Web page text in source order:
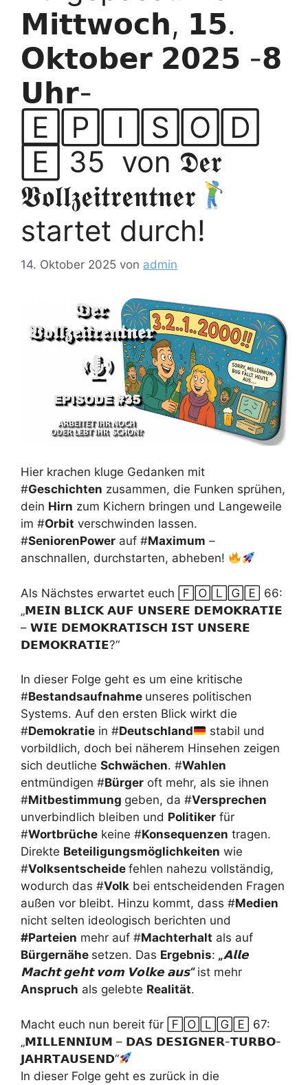
𝗠𝗶𝘁𝘁𝘄𝗼𝗰𝗵, 𝟭𝟱.
𝗢𝗸𝘁𝗼𝗯𝗲𝗿 𝟮𝟬𝟮𝟱 -𝟴
𝗨𝗵𝗿-
🄴🄿🄸🅂🄾🄳
🄴 35 von 𝕯𝖊𝖗
𝖁𝖔𝖑𝖑𝖟𝖊𝖎𝖙𝖗𝖊𝖓𝖙𝖓𝖊𝖗
startet durch!
14. Oktober 2025 von admin
Hier krachen kluge Gedanken mit
#Geschichten zusammen, die Funken sprühen,
dein Hirn zum Kichern bringen und Langeweile
im #Orbit verschwinden lassen.
#SeniorenPower auf #Maximum –
anschnallen, durchstarten, abheben!
Als Nächstes erwartet euch 🄵🄾🄻🄶🄴 66:
„𝗠𝗘𝗜𝗡 𝗕𝗟𝗜𝗖𝗞 𝗔𝗨𝗙 𝗨𝗡𝗦𝗘𝗥𝗘 𝗗𝗘𝗠𝗢𝗞𝗥𝗔𝗧𝗜𝗘
– 𝗪𝗜𝗘 𝗗𝗘𝗠𝗢𝗞𝗥𝗔𝗧𝗜𝗦𝗖𝗛 𝗜𝗦𝗧 𝗨𝗡𝗦𝗘𝗥𝗘
𝗗𝗘𝗠𝗢𝗞𝗥𝗔𝗧𝗜𝗘?“
In dieser Folge geht es um eine kritische
#Bestandsaufnahme unseres politischen
Systems. Auf den ersten Blick wirkt die
#Demokratie in #Deutschland
stabil und
vorbildlich, doch bei näherem Hinsehen zeigen
sich deutliche Schwächen. #Wahlen
entmündigen #Bürger oft mehr, als sie ihnen
#Mitbestimmung geben, da #Versprechen
unverbindlich bleiben und Politiker für
#Wortbrüche keine #Konsequenzen tragen.
Direkte Beteiligungsmöglichkeiten wie
#Volksentscheide fehlen nahezu vollständig,
wodurch das #Volk bei entscheidenden Fragen
außen vor bleibt. Hinzu kommt, dass #Medien
nicht selten ideologisch berichten und
#Parteien mehr auf #Machterhalt als auf
Bürgernähe setzen. Das Ergebnis: „𝗔𝗹𝗹𝗲
𝗠𝗮𝗰𝗵𝘁 𝗴𝗲𝗵𝘁 𝘃𝗼𝗺 𝗩𝗼𝗹𝗸𝗲 𝗮𝘂𝘀“ ist mehr
Anspruch als gelebte Realität.
Macht euch nun bereit für 🄵🄾🄻🄶🄴 67:
„𝗠𝗜𝗟𝗟𝗘𝗡𝗡𝗜𝗨𝗠 – 𝗗𝗔𝗦 𝗗𝗘𝗦𝗜𝗚𝗡𝗘𝗥-𝗧𝗨𝗥𝗕𝗢-
𝗝𝗔𝗛𝗥𝗧𝗔𝗨𝗦𝗘𝗡𝗗“
In dieser Folge geht es zurück in die